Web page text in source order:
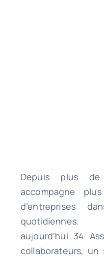
Depuis plus
accompagne
d’entreprises
quotidiennes.
aujourd’hui 34
collaborateurs, un